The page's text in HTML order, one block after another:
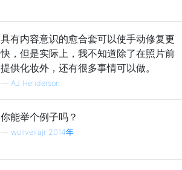
具有内容意识的愈合套可以使手动修复更
快，但是实际上，我不知道除了在照片前
提供化妆外，还有很多事情可以做。
— AJ Henderson
你能举个例子吗？
woliveirajr 2014年